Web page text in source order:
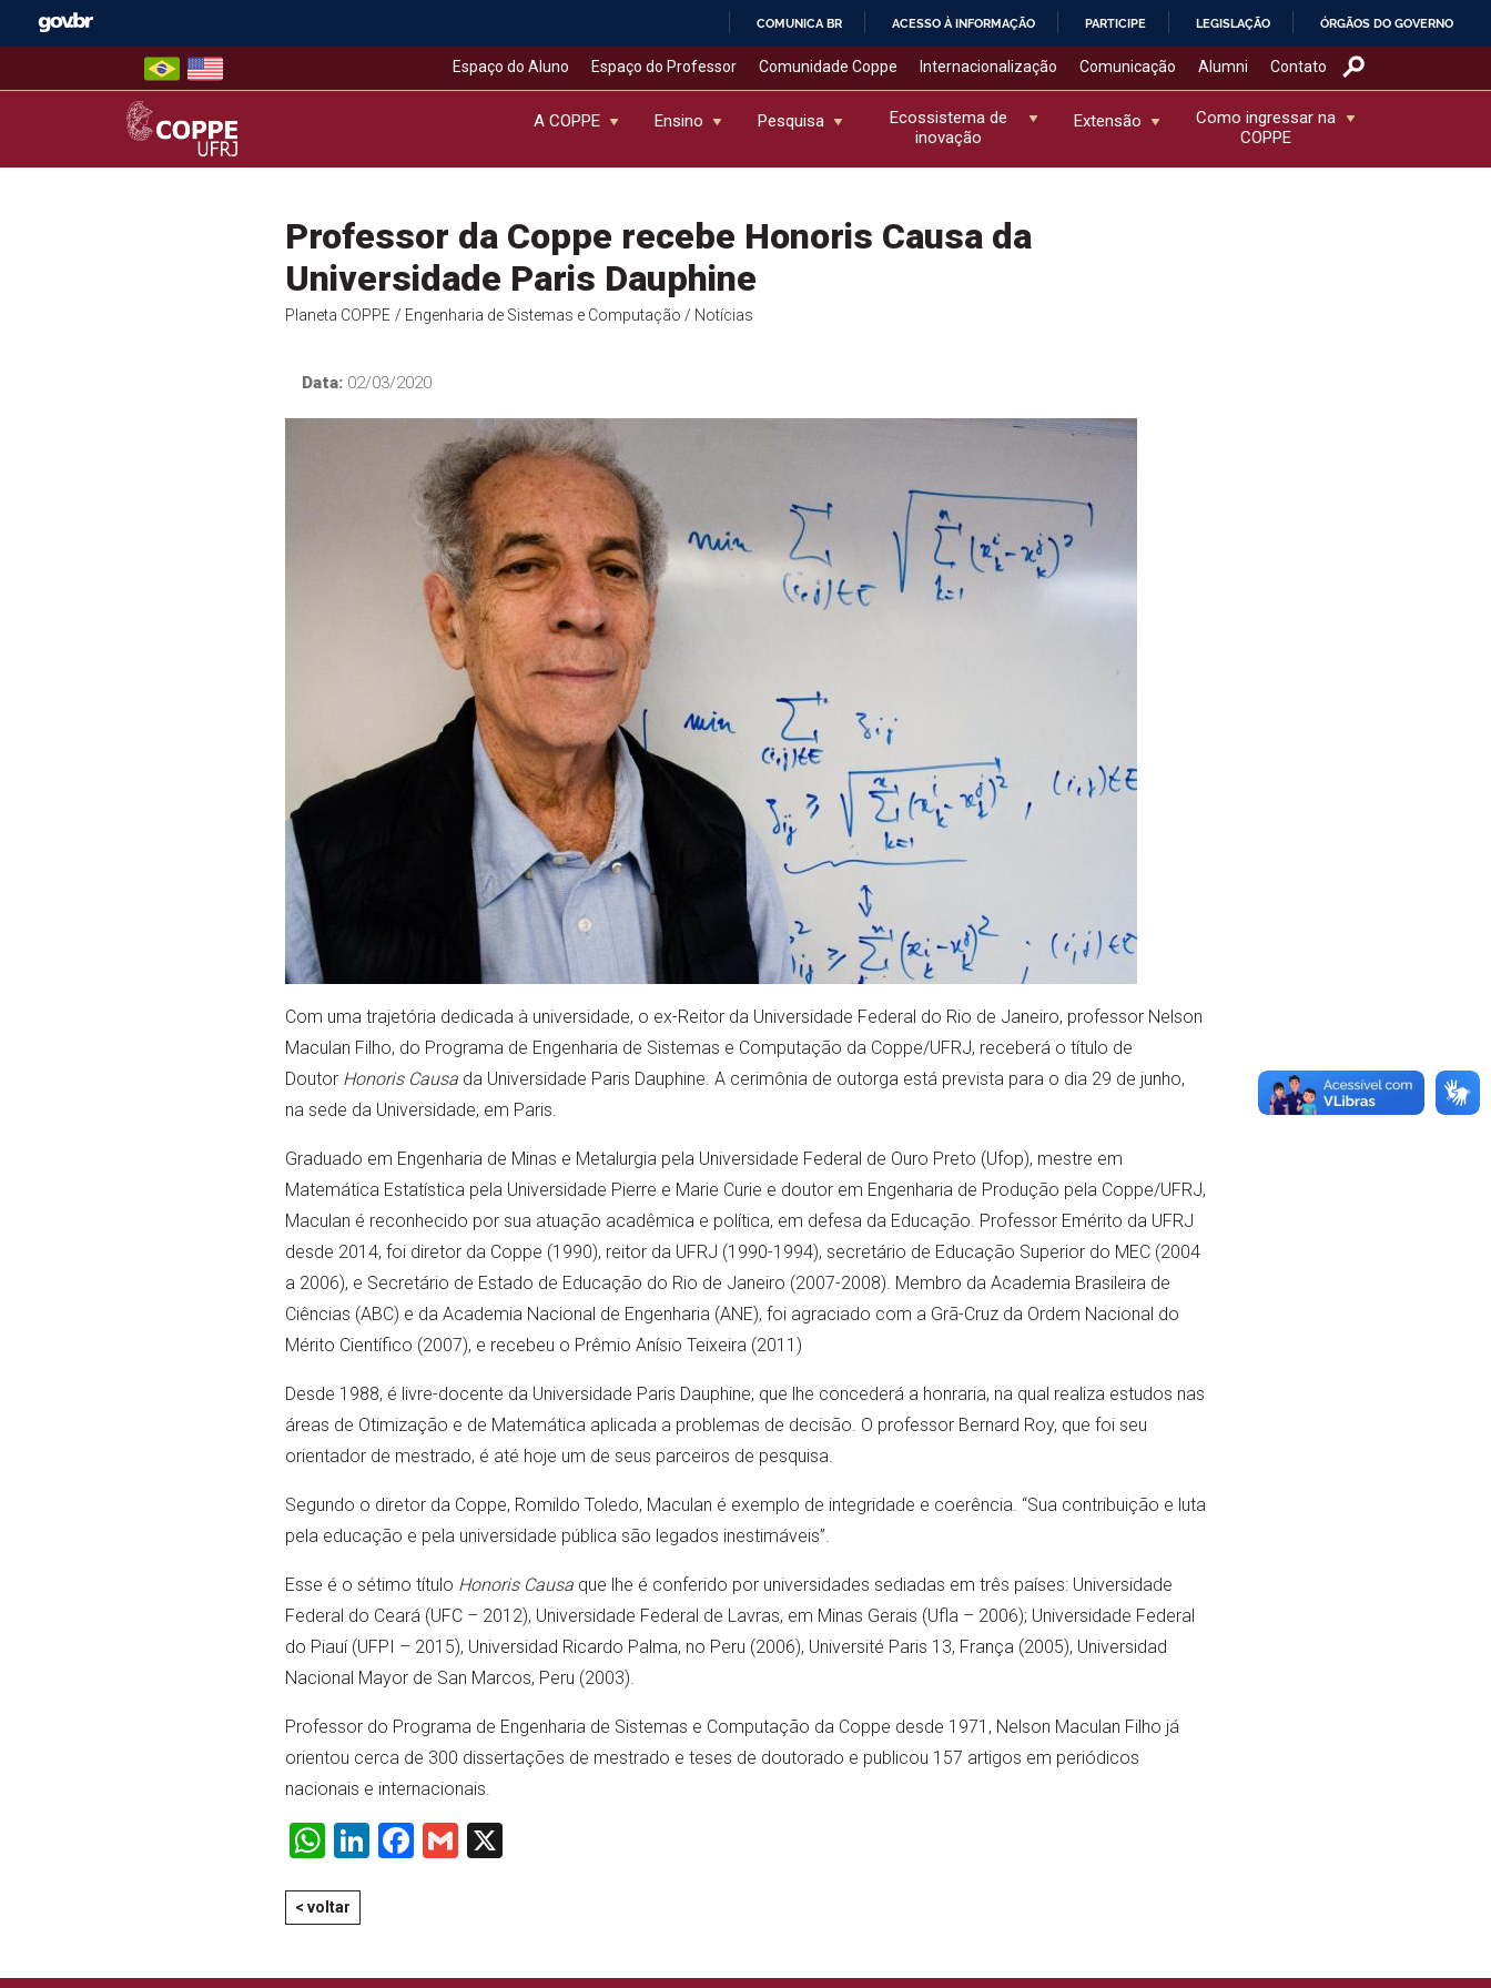
COMUNICA BR ACESSO À INFORMAÇÃO PARTICIPE LEGISLAÇÃO ÓRGÃOS DO GOVERNO
Espaço do Aluno Espaço do Professor Comunidade Coppe Internacionalização Comunicação Alumni Contato
COPPE – UFRJ
A COPPE Ensino Pesquisa
Ecossistema de
inovação
Extensão
Como ingressar na
COPPE
Professor da Coppe recebe Honoris Causa da
Universidade Paris Dauphine
Planeta COPPE / Engenharia de Sistemas e Computação / Notícias
Data:02/03/2020
Com uma trajetória dedicada à universidade, o ex-Reitor da Universidade Federal do Rio de Janeiro, professor Nelson
Maculan Filho, do Programa de Engenharia de Sistemas e Computação da Coppe/UFRJ, receberá o título de
Doutor Honoris Causada Universidade Paris Dauphine. A cerimônia de outorga está prevista para o dia 29 de junho,
na sede da Universidade, em Paris.
Graduado em Engenharia de Minas e Metalurgia pela Universidade Federal de Ouro Preto (Ufop), mestre em
Matemática Estatística pela Universidade Pierre e Marie Curie e doutor em Engenharia de Produção pela Coppe/UFRJ,
Maculan é reconhecido por sua atuação acadêmica e política, em defesa da Educação. Professor Emérito da UFRJ
desde 2014, foi diretor da Coppe (1990), reitor da UFRJ (1990-1994), secretário de Educação Superior do MEC (2004
a 2006), e Secretário de Estado de Educação do Rio de Janeiro (2007-2008). Membro da Academia Brasileira de
Ciências (ABC) e da Academia Nacional de Engenharia (ANE), foi agraciado com a Grã-Cruz da Ordem Nacional do
Mérito Científico (2007), e recebeu o Prêmio Anísio Teixeira (2011)
Desde 1988, é livre-docente da Universidade Paris Dauphine, que lhe concederá a honraria, na qual realiza estudos nas
áreas de Otimização e de Matemática aplicada a problemas de decisão. O professor Bernard Roy, que foi seu
orientador de mestrado, é até hoje um de seus parceiros de pesquisa.
Segundo o diretor da Coppe, Romildo Toledo, Maculan é exemplo de integridade e coerência. “Sua contribuição e luta
pela educação e pela universidade pública são legados inestimáveis”.
Esse é o sétimo título Honoris Causaque lhe é conferido por universidades sediadas em três países: Universidade
Federal do Ceará (UFC – 2012), Universidade Federal de Lavras, em Minas Gerais (Ufla – 2006); Universidade Federal
do Piauí (UFPI – 2015), Universidad Ricardo Palma, no Peru (2006), Université Paris 13, França (2005), Universidad
Nacional Mayor de San Marcos, Peru (2003).
Professor do Programa de Engenharia de Sistemas e Computação da Coppe desde 1971, Nelson Maculan Filho já
orientou cerca de 300 dissertações de mestrado e teses de doutorado e publicou 157 artigos em periódicos
nacionais e internacionais.
WhatsApp
LinkedIn
Facebook
Gmail
X
< voltar